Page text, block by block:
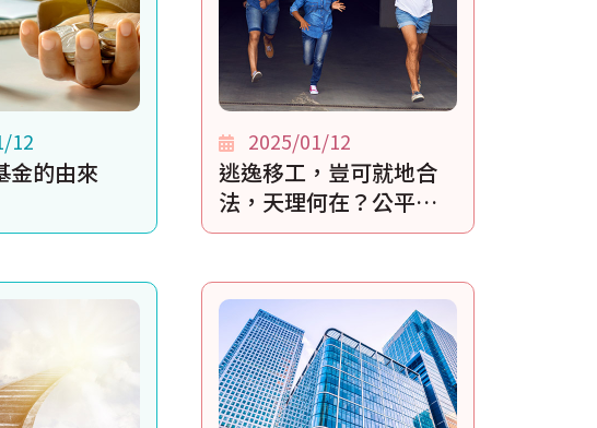
12
金的由來
2025/01/12
逃逸移工，豈可就地合
法，天理何在？公平正
義何在？今後蛇鼠一窩